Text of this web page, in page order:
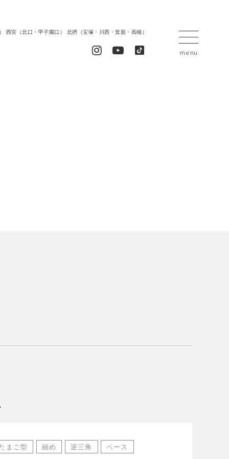
宮（北口・甲子園口） 北摂（宝塚・川西・箕面・高槻）
menu
まご型 細め 逆三角 ベース